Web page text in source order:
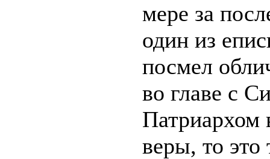
мере за
один из
посмел
во главе с
Патриархом
веры, то